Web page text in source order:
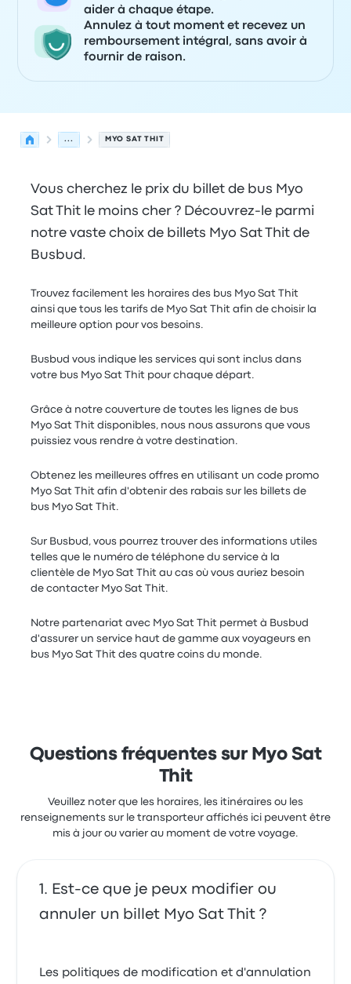
aider à chaque étape.
Annulez à tout moment et recevez un
remboursement intégral, sans avoir à
fournir de raison.
... MYO SAT THIT
Vous cherchez le prix du billet de bus Myo
Sat Thit le moins cher ? Découvrez-le parmi
notre vaste choix de billets Myo Sat Thit de
Busbud.
Trouvez facilement les horaires des bus Myo Sat Thit
ainsi que tous les tarifs de Myo Sat Thit afin de choisir la
meilleure option pour vos besoins.
Busbud vous indique les services qui sont inclus dans
votre bus Myo Sat Thit pour chaque départ.
Grâce à notre couverture de toutes les lignes de bus
Myo Sat Thit disponibles, nous nous assurons que vous
puissiez vous rendre à votre destination.
Obtenez les meilleures offres en utilisant un code promo
Myo Sat Thit afin d'obtenir des rabais sur les billets de
bus Myo Sat Thit.
Sur Busbud, vous pourrez trouver des informations utiles
telles que le numéro de téléphone du service à la
clientèle de Myo Sat Thit au cas où vous auriez besoin
de contacter Myo Sat Thit.
Notre partenariat avec Myo Sat Thit permet à Busbud
d'assurer un service haut de gamme aux voyageurs en
bus Myo Sat Thit des quatre coins du monde.
Questions fréquentes sur Myo Sat
Thit
Veuillez noter que les horaires, les itinéraires ou les
renseignements sur le transporteur affichés ici peuvent être
mis à jour ou varier au moment de votre voyage.
Est-ce que je peux modifier ou
annuler un billet Myo Sat Thit ?
Les politiques de modification et d'annulation